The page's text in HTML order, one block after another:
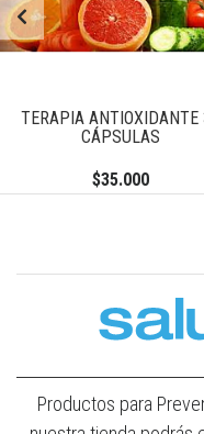
TERAPIA ANTIOXIDANTE
CÁPSULAS
$35.000
Productos para